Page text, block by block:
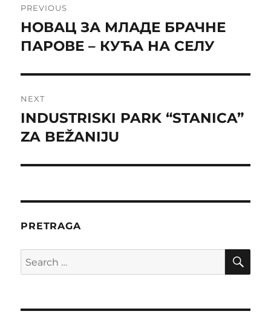
navigation
PREVIOUS
Previous
post:
НОВАЦ ЗА МЛАДЕ БРАЧНЕ
ПАРОВЕ – КУЋА НА СЕЛУ
NEXT
Next
post:
INDUSTRISKI PARK “STANICA”
ZA BEŽANIJU
PRETRAGA
Search
for: